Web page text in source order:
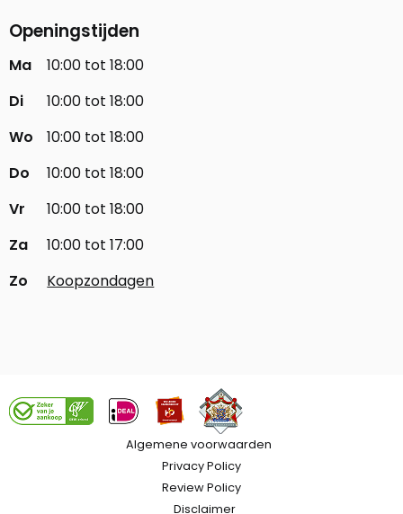
Openingstijden
Ma
10:00 tot 18:00
Di
10:00 tot 18:00
Wo
10:00 tot 18:00
Do
10:00 tot 18:00
Vr
10:00 tot 18:00
Za
10:00 tot 17:00
Zo
Koopzondagen
Algemene voorwaarden
Privacy Policy
Review Policy
Disclaimer